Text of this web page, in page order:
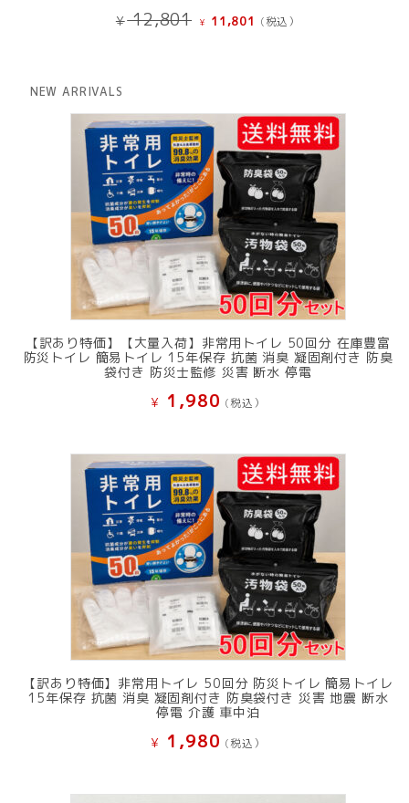
¥12,801 元
で
し
た。
¥ 11,801 現
¥ 11,801
で
す。
(税込）
NEW ARRIVALS
【訳あり特価】【大量入荷】非常用トイレ 50回分 在庫豊富
防災トイレ 簡易トイレ 15年保存 抗菌 消臭 凝固剤付き 防臭
袋付き 防災士監修 災害 断水 停電
¥ 1,980 (税込）
【訳あり特価】非常用トイレ 50回分 防災トイレ 簡易トイレ
15年保存 抗菌 消臭 凝固剤付き 防臭袋付き 災害 地震 断水
停電 介護 車中泊
¥ 1,980 (税込）